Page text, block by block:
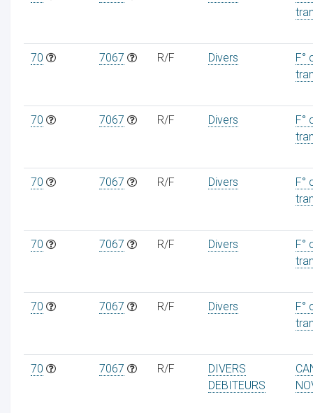
70 7067 R/F Divers
F°
70 7067 R/F Divers
F°
70 7067 R/F Divers
F°
70 7067 R/F Divers
F°
70 7067 R/F Divers
F°
70 7067 R/F
DIVERS
DEBITEURS